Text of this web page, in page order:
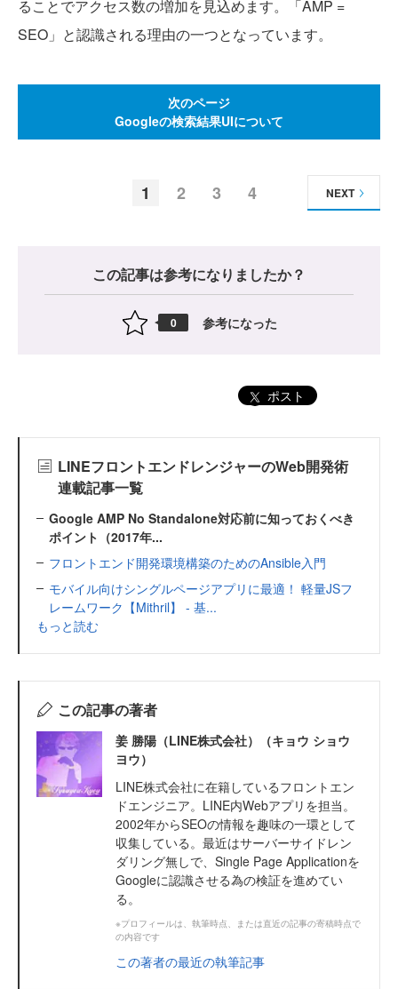
ることでアクセス数の増加を見込めます。「AMP =
SEO」と認識される理由の一つとなっています。
次のページ
Googleの検索結果UIについて
1 2 3 4 NEXT
この記事は参考になりましたか？
0 参考になった
ポスト
LINEフロントエンドレンジャーのWeb開発術
連載記事一覧
Google AMP No Standalone対応前に知っておくべき
ポイント（2017年...
フロントエンド開発環境構築のためのAnsible入門
モバイル向けシングルページアプリに最適！ 軽量JSフ
レームワーク【Mithril】 - 基...
もっと読む
この記事の著者
姜 勝陽（LINE株式会社）（キョウ ショウ
ヨウ）
LINE株式会社に在籍しているフロントエン
ドエンジニア。LINE内Webアプリを担当。
2002年からSEOの情報を趣味の一環として
収集している。最近はサーバーサイドレン
ダリング無しで、Single Page Applicationを
Googleに認識させる為の検証を進めてい
る。
※プロフィールは、執筆時点、または直近の記事の寄稿時点で
の内容です
この著者の最近の執筆記事